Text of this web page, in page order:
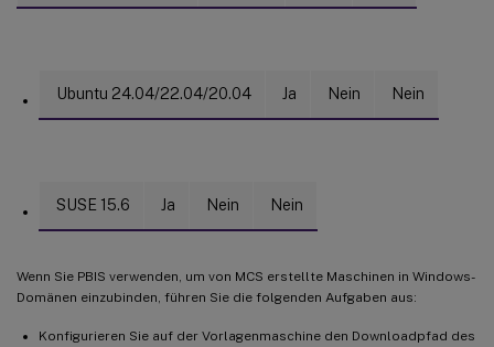
Ubuntu 24.04/22.04/20.04 Ja Nein Nein
SUSE 15.6 Ja Nein Nein
Wenn Sie PBIS verwenden, um von MCS erstellte Maschinen in Windows-
Domänen einzubinden, führen Sie die folgenden Aufgaben aus:
Konfigurieren Sie auf der Vorlagenmaschine den Downloadpfad des